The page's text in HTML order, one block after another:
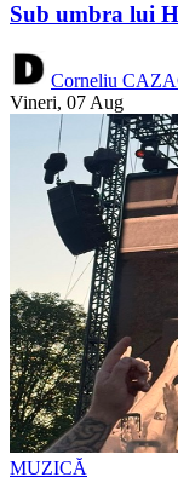
Sub umbra lui
Corneliu
Vineri, 07 Aug
MUZICĂ